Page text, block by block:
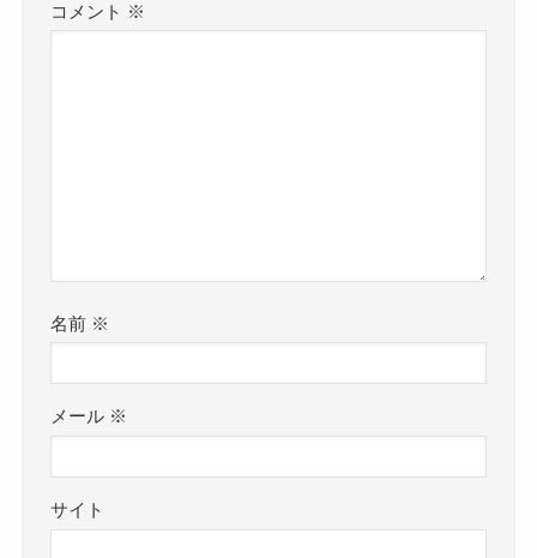
コメント ※
名前 ※
メール ※
サイト